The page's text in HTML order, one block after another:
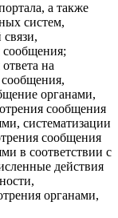
а также
систем,
сообщения;
на
органами,
сообщения
систематизации
сообщения
в соответствии с
действия
органами,